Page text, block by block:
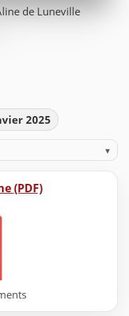
de Luneville
2025
▾
(PDF)